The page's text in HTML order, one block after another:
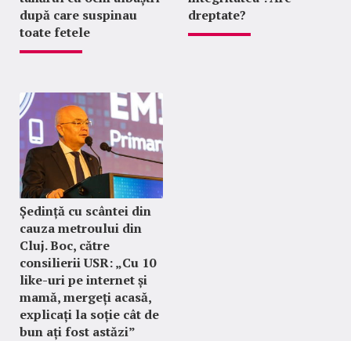
după care suspinau
toate fetele
dreptate?
Ședință cu scântei din
cauza metroului din
Cluj. Boc, către
consilierii USR: „Cu 10
like-uri pe internet și
mamă, mergeți acasă,
explicați la soție cât de
bun ați fost astăzi”